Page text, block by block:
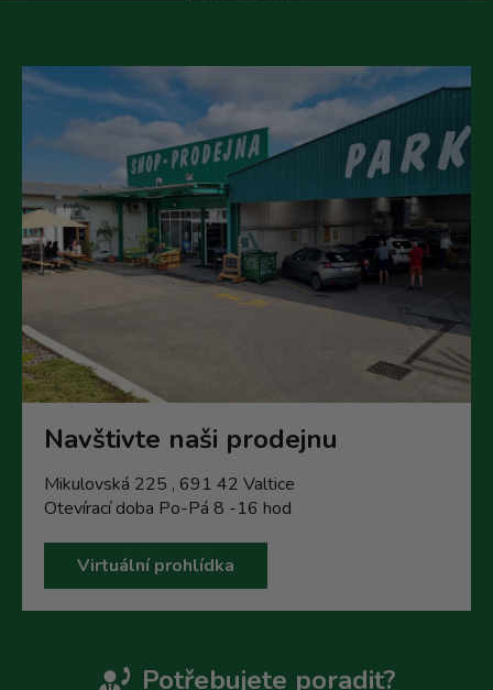
Navštivte naši prodejnu
Mikulovská 225 , 691 42 Valtice
Otevírací doba Po-Pá 8 -16 hod
Virtuální prohlídka
Potřebujete poradit?